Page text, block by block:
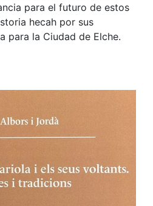
para el futuro de estos
hecah por sus
para la Ciudad de Elche.